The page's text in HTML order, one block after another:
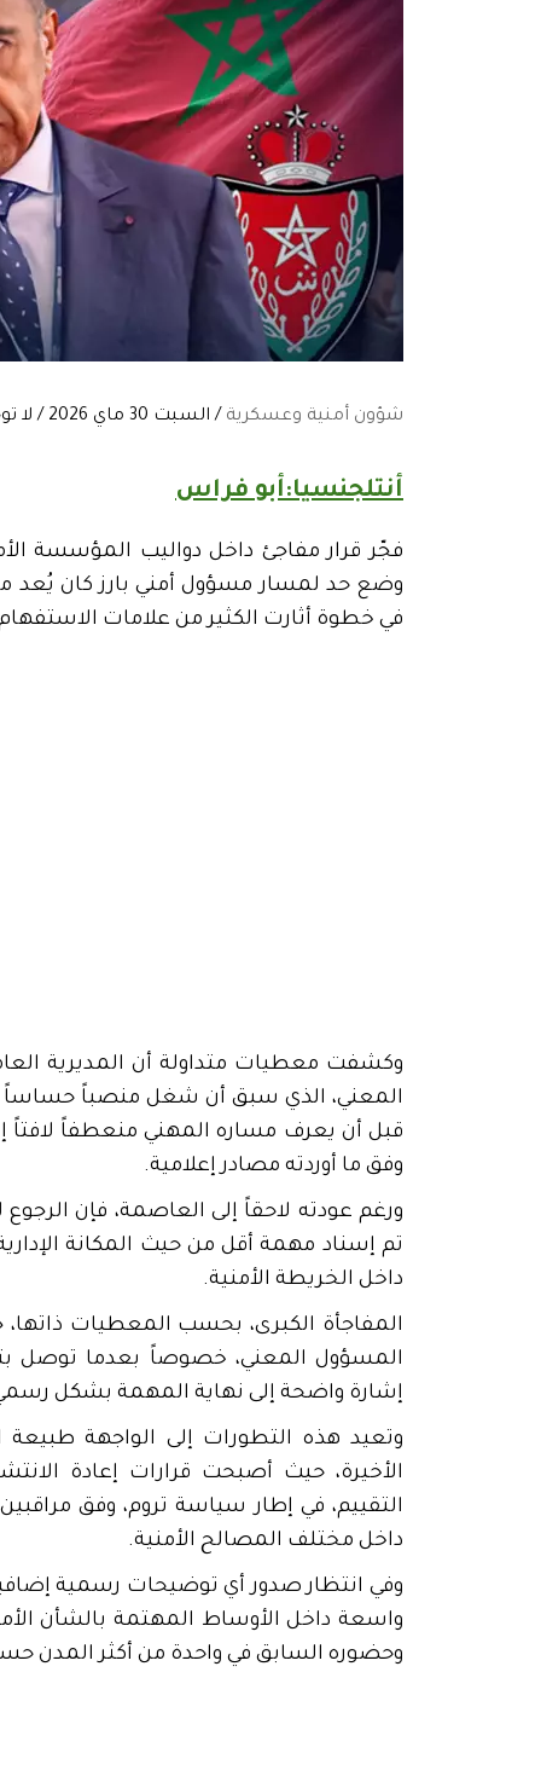
شؤون أمنية وعسكرية / السبت 30 ماي 2026 / لا توجد تعليقات:
أنتلجنسيا:أبو فراس
فجّر قرار مفاجئ داخل دواليب المؤسسة
وضع حد لمسار مسؤول أمني بارز كان يُعد
في خطوة أثارت الكثير من علامات
وكشفت معطيات متداولة أن المديرية
المعني، الذي سبق أن شغل منصباً حساساً
قبل أن يعرف مساره المهني منعطفاً لافتاً
وفق ما أوردته مصادر إعلامية.
ورغم عودته لاحقاً إلى العاصمة، فإن
تم إسناد مهمة أقل من حيث المكانة
داخل الخريطة الأمنية.
المفاجأة الكبرى، بحسب المعطيات
المسؤول المعني، خصوصاً بعدما توصل
إشارة واضحة إلى نهاية المهمة بشكل
وتعيد هذه التطورات إلى الواجهة طبيعة
الأخيرة، حيث أصبحت قرارات إعادة
التقييم، في إطار سياسة تروم، وفق
داخل مختلف المصالح الأمنية.
وفي انتظار صدور أي توضيحات رسمية
واسعة داخل الأوساط المهتمة بالشأن
وحضوره السابق في واحدة من أكثر المدن